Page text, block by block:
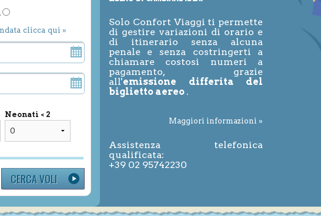
clicca qui »
Neonati < 2
Solo Confort Viaggi ti permette
di gestire variazioni di orario e
di itinerario senza alcuna
penale e senza costringerti a
chiamare costosi numeri a
pagamento, grazie
all'emissione differita del
biglietto aereo .
Maggiori informazioni »
Assistenza telefonica
qualificata:
+39 02 95742230